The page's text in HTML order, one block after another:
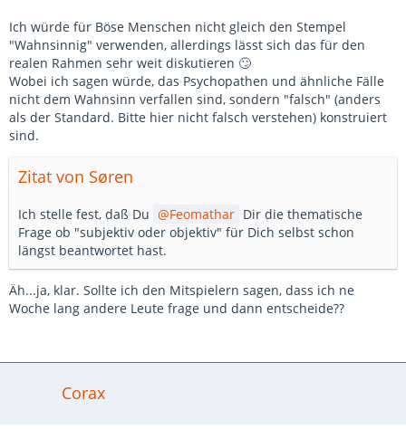
Ich würde für Böse Menschen nicht gleich den Stempel
"Wahnsinnig" verwenden, allerdings lässt sich das für den
realen Rahmen sehr weit diskutieren 🙄
Wobei ich sagen würde, das Psychopathen und ähnliche Fälle
nicht dem Wahnsinn verfallen sind, sondern "falsch" (anders
als der Standard. Bitte hier nicht falsch verstehen) konstruiert
sind.
Zitat von Søren
Ich stelle fest, daß Du Feomathar Dir die thematische
Frage ob "subjektiv oder objektiv" für Dich selbst schon
längst beantwortet hast.
Äh...ja, klar. Sollte ich den Mitspielern sagen, dass ich ne
Woche lang andere Leute frage und dann entscheide??
Corax